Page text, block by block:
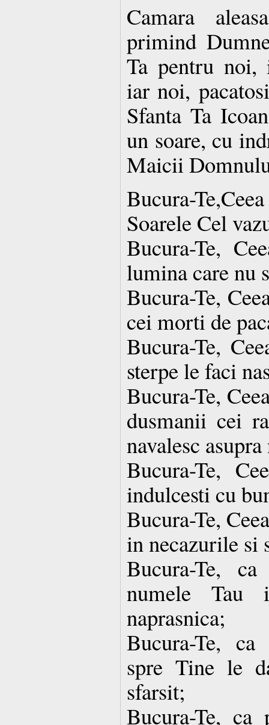
Camara
primind
Ta pentru noi,
iar noi,
Sfanta Ta
un soare, cu
Maicii
Bucura-
Soarele Cel
Bucura-Te,
lumina care nu
Bucura-Te,
cei morti de
Bucura-Te,
sterpe le faci
Bucura-Te,
dusmanii cei
navalesc
Bucura-Te,
indulcesti cu
Bucura-Te,
in necazurile si
Bucura-Te,
numele Tau
naprasnica;
Bucura-Te,
spre Tine le
sfarsit;
Bucura-Te,